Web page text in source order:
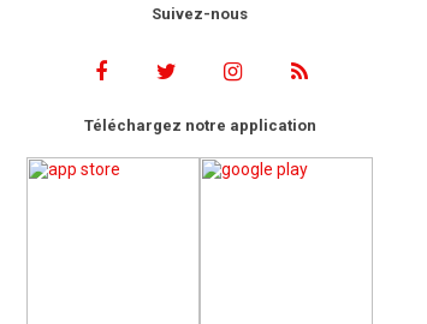
Suivez-nous
Téléchargez notre application